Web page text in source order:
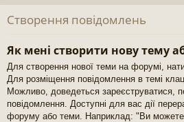
Створення повідомлень
Як мені створити нову тему
Для створення нової теми на форумі,
Для розміщення повідомлення в темі
Можливо, доведеться зареєструватися,
повідомлення. Доступні для вас дії
форуму або теми. Наприклад: "Ви